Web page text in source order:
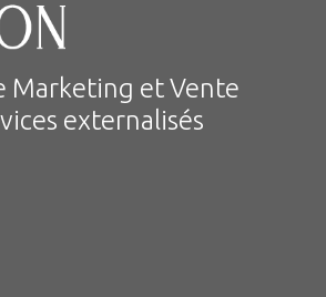
Marketing et Vente
externalisés